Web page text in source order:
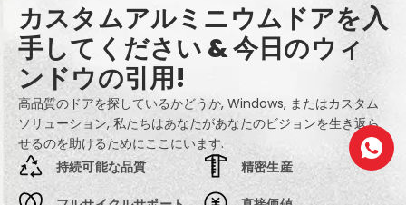
カスタムアルミニウムドアを入
手してください & 今日のウィ
ンドウの引用!
高品質のドアを探しているかどうか, Windows, またはカスタム
ソリューション, 私たちはあなたがあなたのビジョンを生き返ら
せるのを助けるためにここにいます.
持続可能な品質
精密生産